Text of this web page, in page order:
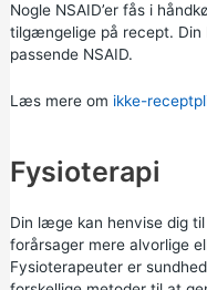
Nogle NSAID’er fås i
tilgængelige på recept.
passende NSAID.
Læs mere om ikke-
Fysioterapi
Din læge kan henvise dig
forårsager mere alvorlige
Fysioterapeuter er